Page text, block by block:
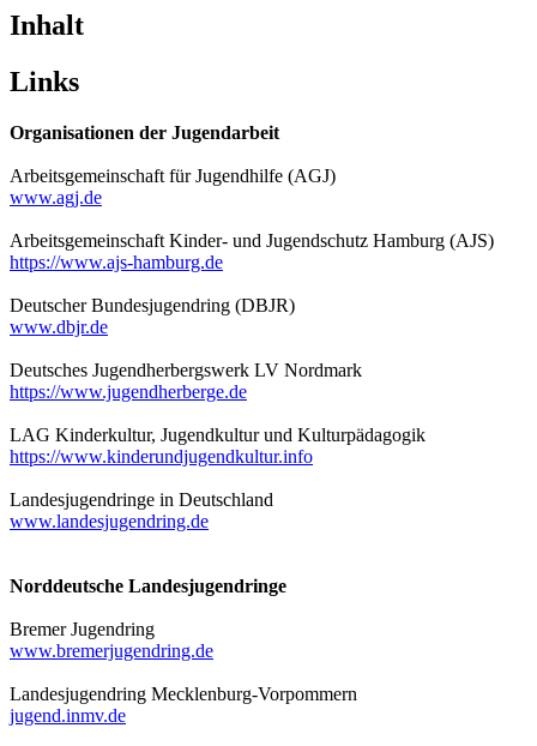
Inhalt
Links
Organisationen der Jugendarbeit
Arbeitsgemeinschaft für Jugendhilfe (AGJ)
www.agj.de
Arbeitsgemeinschaft Kinder- und Jugendschutz Hamburg (AJS)
https://www.ajs-hamburg.de
Deutscher Bundesjugendring (DBJR)
www.dbjr.de
Deutsches Jugendherbergswerk LV Nordmark
https://www.jugendherberge.de
LAG Kinderkultur, Jugendkultur und Kulturpädagogik
https://www.kinderundjugendkultur.info
Landesjugendringe in Deutschland
www.landesjugendring.de
Norddeutsche Landesjugendringe
Bremer Jugendring
www.bremerjugendring.de
Landesjugendring Mecklenburg-Vorpommern
jugend.inmv.de